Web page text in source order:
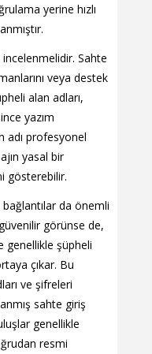
yerine hızlı
Sahte
veya destek
alan adları,
yazım
adı profesyonel
yasal bir
gösterebilir.
da önemli
görünse de,
genellikle şüpheli
çıkar. Bu
ve şifreleri
sahte giriş
genellikle
resmi